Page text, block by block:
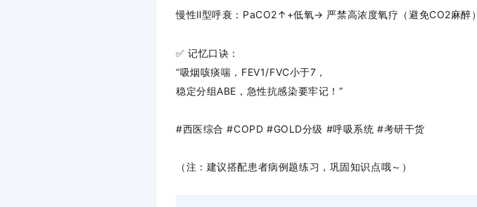
慢性Ⅱ型呼衰 ：PaCO2↑+低氧→ 严禁高浓度氧疗 （避免CO2麻醉）
✅记忆口诀 ：
“吸烟咳痰喘，FEV1/FVC小于7，
稳定分组ABE，急性抗感染要牢记！”
#西医综合 #COPD #GOLD分级 #呼吸系统 #考研干货
（注：建议搭配患者病例题练习，巩固知识点哦～）